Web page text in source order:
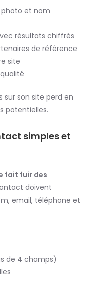
et nom
résultats chiffrés
de référence
site
sur son site perd en
potentielles.
simples et
fait fuir des
doivent
email, téléphone et
de 4 champs)